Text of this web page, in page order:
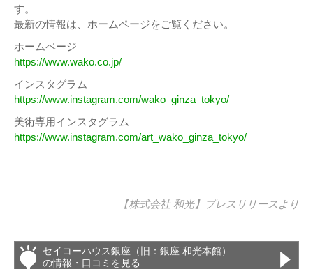
す。
最新の情報は、ホームページをご覧ください。
ホームページ
https://www.wako.co.jp/
インスタグラム
https://www.instagram.com/wako_ginza_tokyo/
美術専用インスタグラム
https://www.instagram.com/art_wako_ginza_tokyo/
【株式会社 和光】 プレスリリース より
セイコーハウス銀座（旧：銀座 和光本館）
の情報・口コミを見る